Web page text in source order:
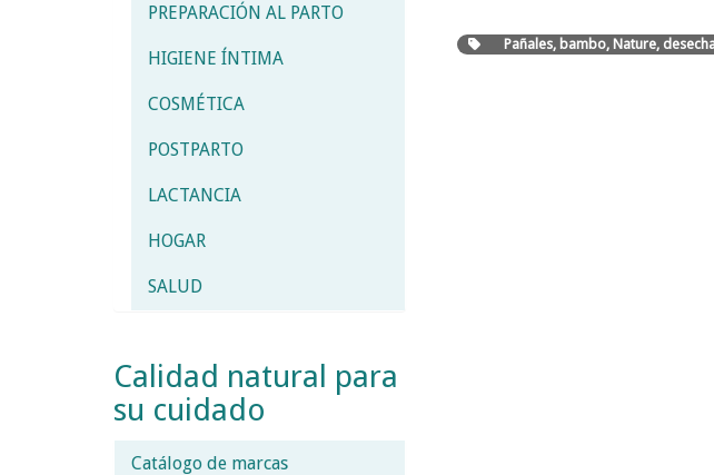
Pañales, bambo, Nature,
PREPARACIÓN AL PARTO
HIGIENE ÍNTIMA
COSMÉTICA
POSTPARTO
LACTANCIA
HOGAR
SALUD
Calidad natural para
su cuidado
Catálogo de marcas